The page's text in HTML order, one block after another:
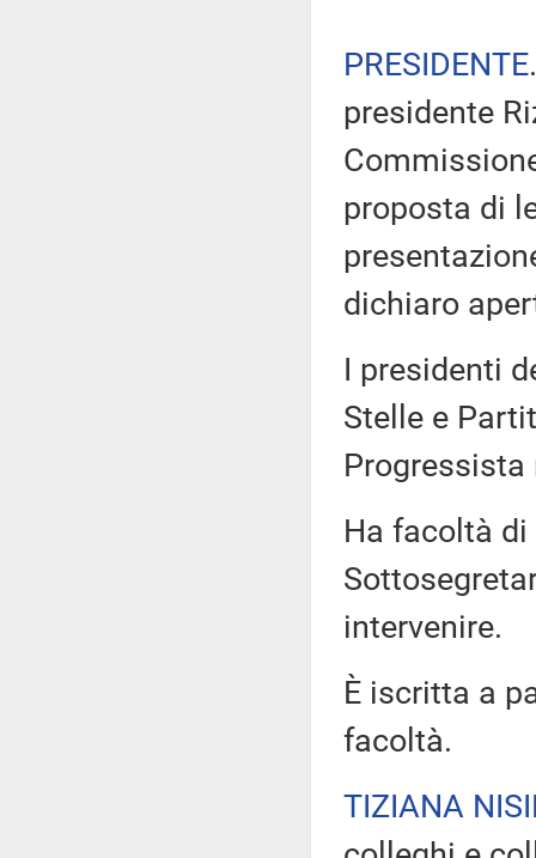
PRESIDENTE
presidente
proposta di
dichiaro
I presidenti
Stelle e
Ha facoltà di
intervenire.
È iscritta a
facoltà.
TIZIANA